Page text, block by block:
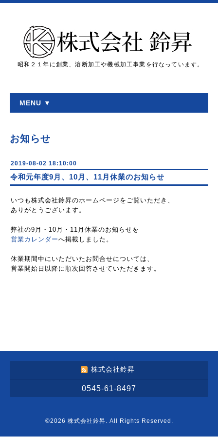
昭和２１年に創業、溶断加工や機械加工事業を行なっています。
MENU ▼
お知らせ
2019-08-02 18:10:00
令和元年度9月、10月、11月休業のお知らせ
いつも株式会社鈴昇のホームページをご覧いただき、
ありがとうございます。
弊社の9月・10月・11月休業のお知らせを
営業カレンダーへ掲載しました。
休業期間中にいただいたお問合せについては、
営業開始日以降に順次回答させていただきます。
株式会社鈴昇
0545-61-8497
©2026 株式会社鈴昇. All Rights Reserved.